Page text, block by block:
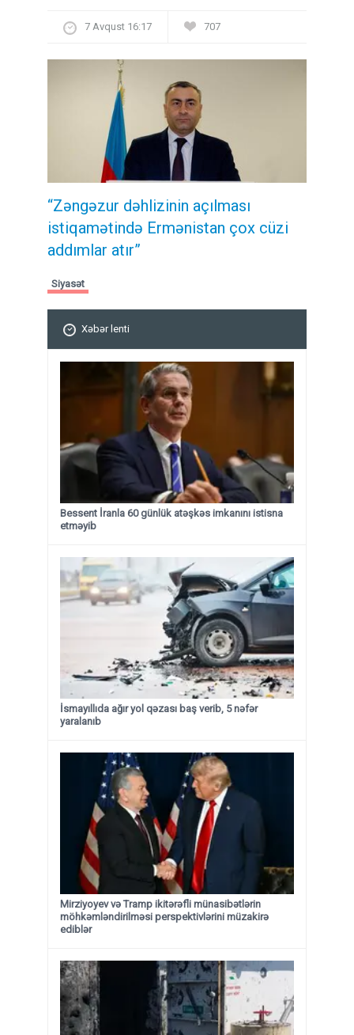
7 Avqust 16:17 707
“Zəngəzur dəhlizinin açılması
istiqamətində Ermənistan çox cüzi
addımlar atır”
Siyasət
Xəbər lenti
Bessent İranla 60 günlük atəşkəs imkanını istisna
etməyib
İsmayıllıda ağır yol qəzası baş verib, 5 nəfər
yaralanıb
Mirziyoyev və Tramp ikitərəfli münasibətlərin
möhkəmləndirilməsi perspektivlərini müzakirə
ediblər